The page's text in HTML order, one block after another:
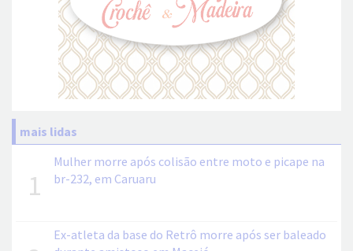
mais lidas
1
Mulher morre após colisão entre moto e picape na
br-232, em Caruaru
Ex-atleta da base do Retrô morre após ser baleado